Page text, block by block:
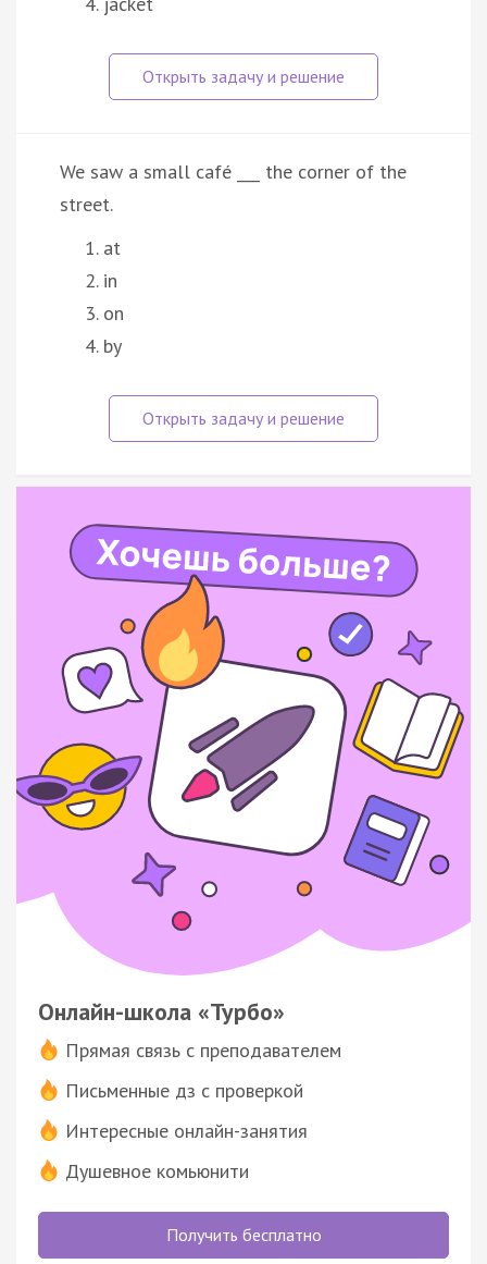
We saw a small café ___ the corner of the
street.
at
in
on
by
Онлайн-школа «Турбо»
Прямая связь с преподавателем
Письменные дз с проверкой
Интересные онлайн-занятия
Душевное комьюнити
Получить бесплатно